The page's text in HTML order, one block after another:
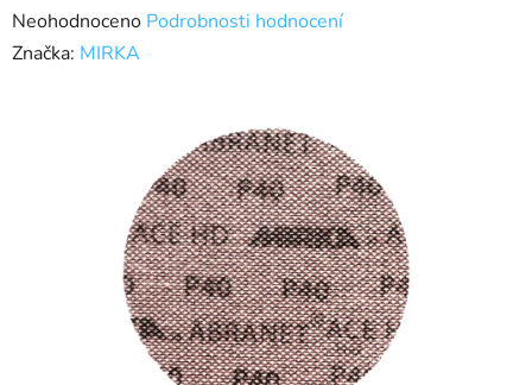
Průměrné
hodnocení
Neohodnoceno Podrobnosti hodnocení
Značka: MIRKA